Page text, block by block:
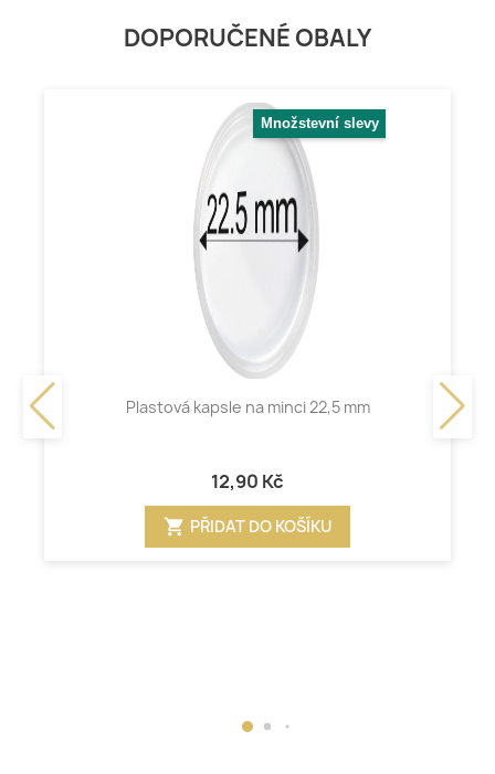
DOPORUČENÉ OBALY
Množstevní slevy
Plastová kapsle na minci 22,5 mm
12,90 Kč
shopping_cart PŘIDAT DO KOŠÍKU